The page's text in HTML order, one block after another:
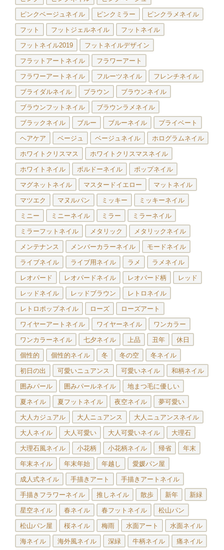
ピンクベージュネイル ピンクミラー ピンクラメネイル
フット フットジェルネイル フットネイル
フットネイル2019 フットネイルデザイン
フラットアートネイル フラワーアート
フラワーアートネイル フルーツネイル フレンチネイル
ブライダルネイル ブラウン ブラウンネイル
ブラウンフットネイル ブラウンラメネイル
ブラックネイル ブルー ブルーネイル プライベート
ヘアケア ベージュ ベージュネイル ホログラムネイル
ホワイトクリスマス ホワイトクリスマスネイル
ホワイトネイル ボルドーネイル ポップネイル
マグネットネイル マスタードイエロー マットネイル
マツエク マヌルパン ミッキー ミッキーネイル
ミニー ミニーネイル ミラー ミラーネイル
ミラーフットネイル メタリック メタリックネイル
メンテナンス メンバーカラーネイル モードネイル
ライブネイル ライブ用ネイル ラメ ラメネイル
レオパード レオパードネイル レオパード柄 レッド
レッドネイル レッドブラウン レトロネイル
レトロポップネイル ローズ ローズアート
ワイヤーアートネイル ワイヤーネイル ワンカラー
ワンカラーネイル 七夕ネイル 上品 丑年 休日
個性的 個性的ネイル 冬 冬の空 冬ネイル
初日の出 可愛いニュアンス 可愛いネイル 和柄ネイル
囲みパール 囲みパールネイル 地まつ毛に優しい
夏ネイル 夏フットネイル 夜空ネイル 夢可愛い
大人カジュアル 大人ニュアンス 大人ニュアンスネイル
大人ネイル 大人可愛い 大人可愛いネイル 大理石
大理石風ネイル 小花柄 小花柄ネイル 帰省 年末
年末ネイル 年末年始 年越し 愛媛パン屋
成人式ネイル 手描きアート 手描きアートネイル
手描きフラワーネイル 推しネイル 散歩 新年 新緑
星空ネイル 春ネイル 春フットネイル 松山パン
松山パン屋 桜ネイル 梅雨 水面アート 水面ネイル
海ネイル 海外風ネイル 深緑 牛柄ネイル 痛ネイル